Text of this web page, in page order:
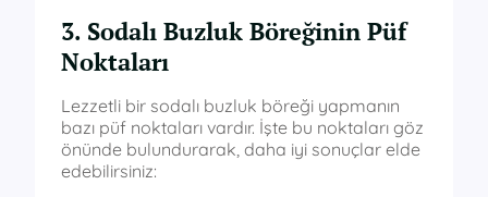
3. Sodalı Buzluk Böreğinin Püf
Noktaları
Lezzetli bir sodalı buzluk böreği yapmanın
bazı püf noktaları vardır. İşte bu noktaları göz
önünde bulundurarak, daha iyi sonuçlar elde
edebilirsiniz: